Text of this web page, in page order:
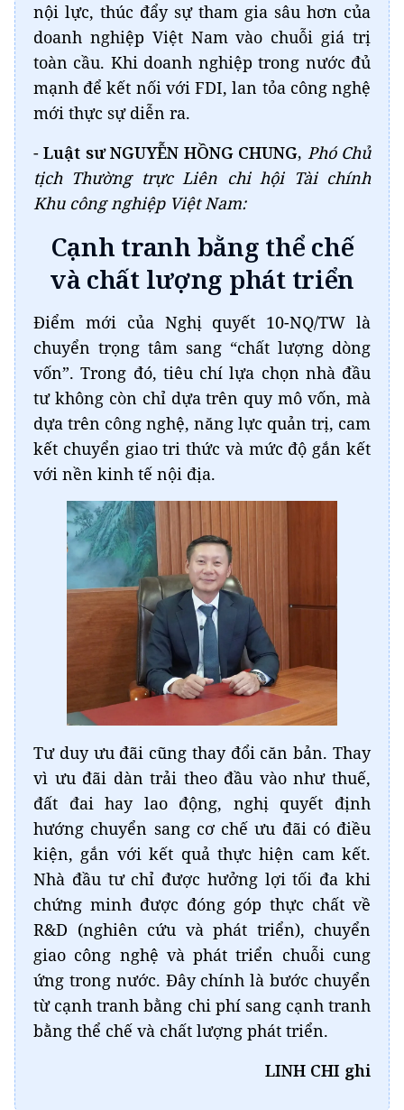
nội lực, thúc đẩy sự tham gia sâu hơn của
doanh nghiệp Việt Nam vào chuỗi giá trị
toàn cầu. Khi doanh nghiệp trong nước đủ
mạnh để kết nối với FDI, lan tỏa công nghệ
mới thực sự diễn ra.
-Luật sư NGUYỄN HỒNG CHUNG, Phó Chủ
tịch Thường trực Liên chi hội Tài chính
Khu công nghiệp Việt Nam:
Cạnh tranh bằng thể chế
và chất lượng phát triển
Điểm mới của Nghị quyết 10-NQ/TW là
chuyển trọng tâm sang “chất lượng dòng
vốn”. Trong đó, tiêu chí lựa chọn nhà đầu
tư không còn chỉ dựa trên quy mô vốn, mà
dựa trên công nghệ, năng lực quản trị, cam
kết chuyển giao tri thức và mức độ gắn kết
với nền kinh tế nội địa.
Tư duy ưu đãi cũng thay đổi căn bản. Thay
vì ưu đãi dàn trải theo đầu vào như thuế,
đất đai hay lao động, nghị quyết định
hướng chuyển sang cơ chế ưu đãi có điều
kiện, gắn với kết quả thực hiện cam kết.
Nhà đầu tư chỉ được hưởng lợi tối đa khi
chứng minh được đóng góp thực chất về
R&D (nghiên cứu và phát triển), chuyển
giao công nghệ và phát triển chuỗi cung
ứng trong nước. Đây chính là bước chuyển
từ cạnh tranh bằng chi phí sang cạnh tranh
bằng thể chế và chất lượng phát triển.
LINH CHI ghi